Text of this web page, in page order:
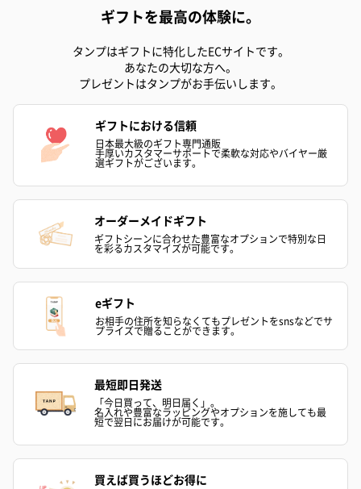
お酒を同梱してお届けいたします。
※20歳未満の方への酒類の販売はいたしません。
プレミアムビール イネ
ディット（712円）
実楽山田錦 特別純米
酒（655円）
ブラック１２
おつまみ・その他
お酒にぴったりのおつまみ・サプリを同梱してお届けいたしま
す。
ギフトを最高の体験に。
タンプはギフトに特化したECサイトです。
あなたの大切な方へ。
プレゼントはタンプがお手伝いします。
ギフトにおける信頼
日本最大級のギフト専門通販
手厚いカスタマーサポートで柔軟な対応やバイヤー厳
選ギフトがございます。
オーダーメイドギフト
ギフトシーンに合わせた豊富なオプションで特別な日
を彩るカスタマイズが可能です。
eギフト
お相手の住所を知らなくてもプレゼントをsnsなどでサ
プライズで贈ることができます。
最短即日発送
「今日買って、明日届く」。
名入れや豊富なラッピングやオプションを施しても最
短で翌日にお届けが可能です。
買えば買うほどお得に